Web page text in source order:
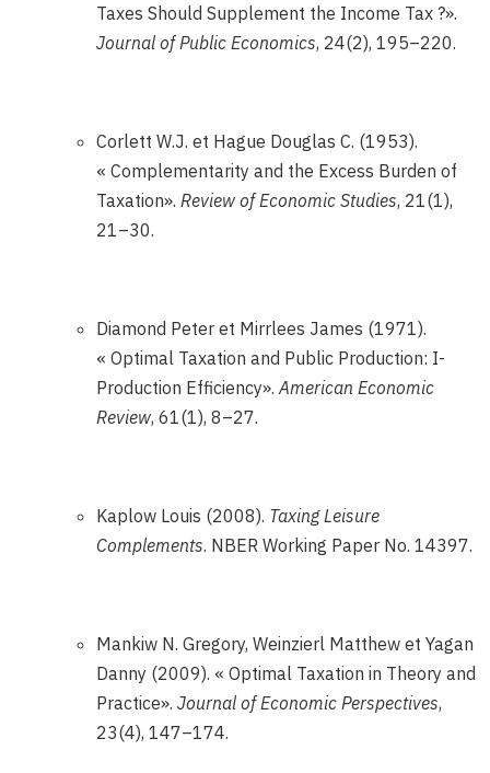
Taxes Should Supplement the Income Tax ?».
Journal of Public Economics, 24(2), 195–220.
Corlett W.J. et Hague Douglas C. (1953).
« Complementarity and the Excess Burden of
Taxation». Review of Economic Studies, 21(1),
21–30.
Diamond Peter et Mirrlees James (1971).
« Optimal Taxation and Public Production: I-
Production Efficiency».American Economic
Review, 61(1), 8–27.
Kaplow Louis (2008). Taxing Leisure
Complements. NBER Working Paper No. 14397.
Mankiw N. Gregory, Weinzierl Matthew et Yagan
Danny (2009). « Optimal Taxation in Theory and
Practice». Journal of Economic Perspectives,
23(4), 147–174.